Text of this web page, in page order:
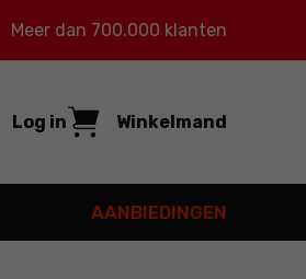
Meer dan 700.000 klanten
Log in Winkelmand
AANBIEDINGEN